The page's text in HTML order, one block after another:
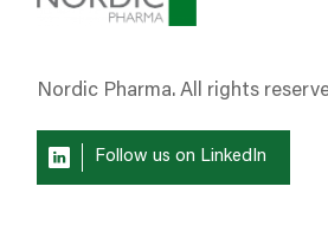
Nordic Pharma. All rights
Follow us on LinkedIn